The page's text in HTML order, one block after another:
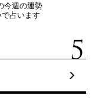
今週の運勢
占います